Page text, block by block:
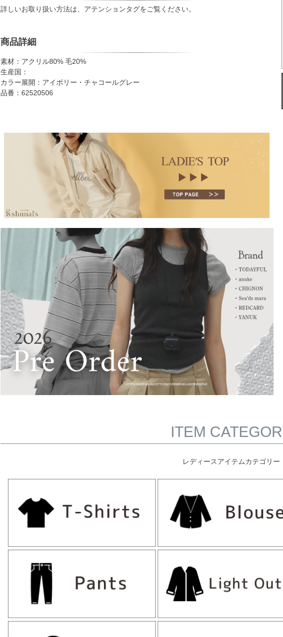
詳しいお取り扱い方法は、アテンションタグをご覧ください。
商品詳細
素材：アクリル80% 毛20%
生産国：
カラー展開：アイボリー・チャコールグレー
品番：62520506
ITEM
レディースアイテムカテゴリー